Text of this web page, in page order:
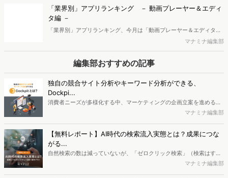
コードリーダー・バーコードリーダー - アイコニット」…という結果
に。トップ20まで掲載しています。
「業界別」アプリランキング － 動画プレーヤー＆エディ
タ編 －
「業界別」アプリランキング、今月は「動画プレーヤー＆エディタ」
編です。アプリ利用ユーザー数の順に並べると、1位は「TikTok」、2
位「ABEMA」、3位「Google TV」…という結果に。トップ20まで掲
載しています。
マナミナ編集部
編集部おすすめの記事
独自の競合サイト分析やキーワード分析ができる、
Dockpi...
消費者ニーズが多様化する中、マーケティングの企画立案を進める上
で、競合分析や消費者分析の重要性がより高まっています。Web行動
データを活用し、Web上の消費者行動を起点とした競合サイト分析や
消費者分析が可能です。今回はDockpitならではの利便性の高い機能
や活用方法を解説します。
マナミナ編集部
【無料レポート】AI時代の検索流入実態とは？成果につな
がる...
自然検索の数は減っていないが、「ゼロクリック検索」（検索はする
がページには流入しない）の割合が増加しているのが、AI時代の検索
マナミナ編集部